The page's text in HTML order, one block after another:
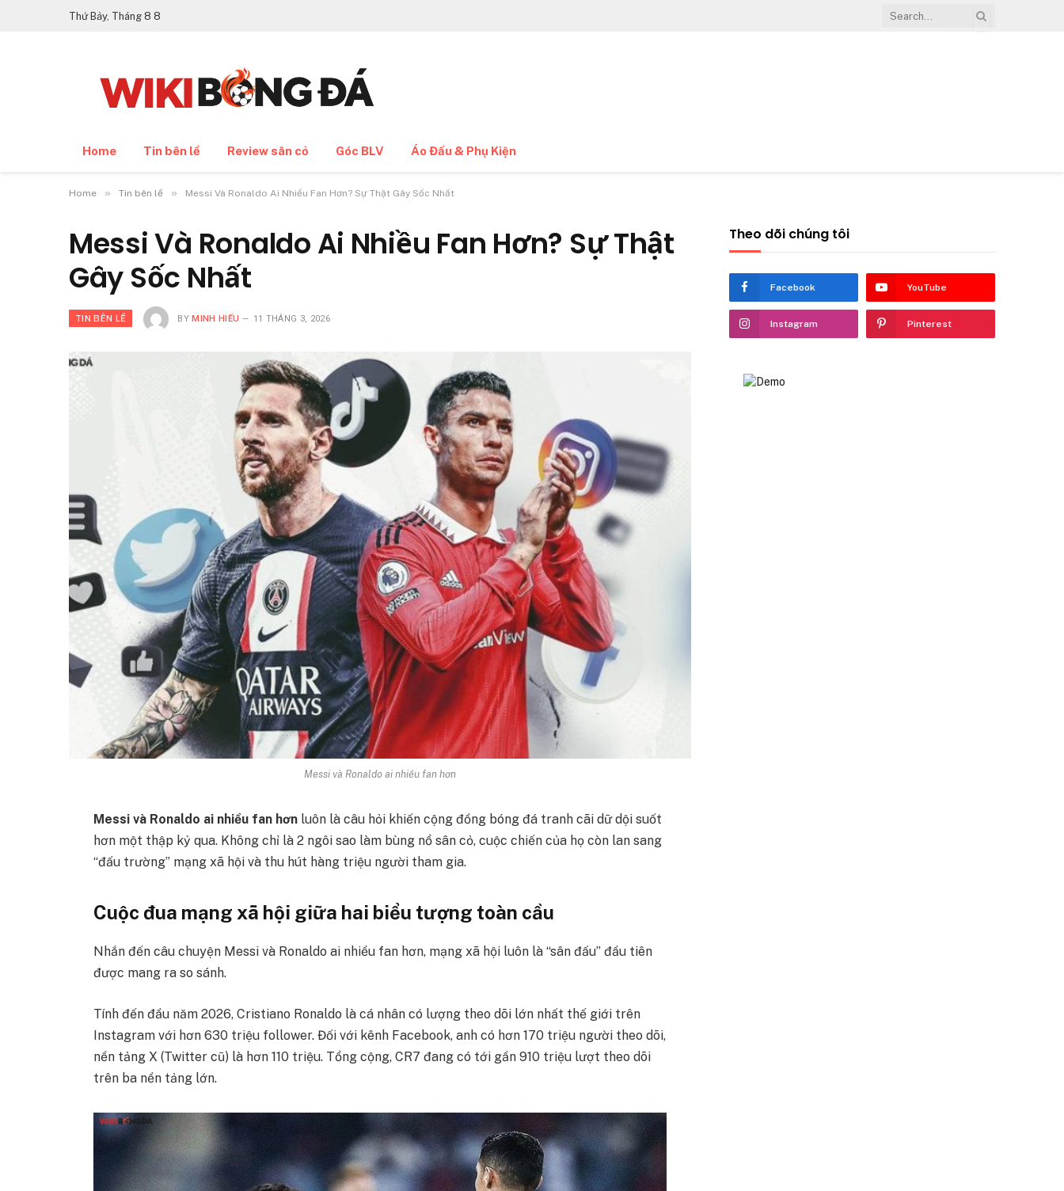
Thứ Bảy, Tháng 8 8
Home Tin bên lề Review sân cỏ Góc BLV Áo Đấu & Phụ Kiện
Home » Tin bên lề » Messi Và Ronaldo Ai Nhiều Fan Hơn? Sự Thật Gây Sốc Nhất
Messi Và Ronaldo Ai Nhiều Fan Hơn? Sự Thật
Gây Sốc Nhất
TIN BÊN LỀ BY MINH HIẾU 11 THÁNG 3, 2026
Messi và Ronaldo ai nhiều fan hơn
Messi và Ronaldo ai nhiều fan hơnluôn là câu hỏi khiến cộng đồng bóng đá tranh cãi dữ dội suốt
hơn một thập kỷ qua. Không chỉ là 2 ngôi sao làm bùng nổ sân cỏ, cuộc chiến của họ còn lan sang
“đấu trường” mạng xã hội và thu hút hàng triệu người tham gia.
Cuộc đua mạng xã hội giữa hai biểu tượng toàn cầu
Nhắn đến câu chuyện Messi và Ronaldo ai nhiều fan hơn, mạng xã hội luôn là “sân đấu” đầu tiên
được mang ra so sánh.
Tính đến đầu năm 2026, Cristiano Ronaldo là cá nhân có lượng theo dõi lớn nhất thế giới trên
Instagram với hơn 630 triệu follower. Đối với kênh Facebook, anh có hơn 170 triệu người theo dõi,
nền tảng X (Twitter cũ) là hơn 110 triệu. Tổng cộng, CR7 đang có tới gần 910 triệu lượt theo dõi
trên ba nền tảng lớn.
Theo dõi chúng tôi
Facebook YouTube
Instagram Pinterest